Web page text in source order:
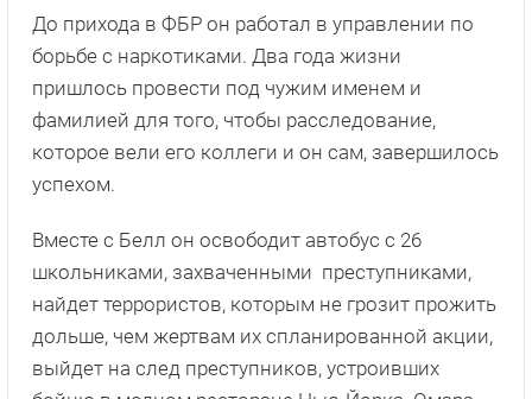
До прихода в ФБР он работал в управлении по
борьбе с наркотиками. Два года жизни
пришлось провести под чужим именем и
фамилией для того, чтобы расследование,
которое вели его коллеги и он сам, завершилось
успехом.
Вместе с Белл он освободит автобус с 26
школьниками, захваченными преступниками,
найдет террористов, которым не грозит прожить
дольше, чем жертвам их спланированной акции,
выйдет на след преступников, устроивших